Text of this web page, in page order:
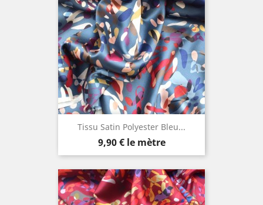
Tissu Satin Polyester Bleu...
Prix
9,90 € le mètre